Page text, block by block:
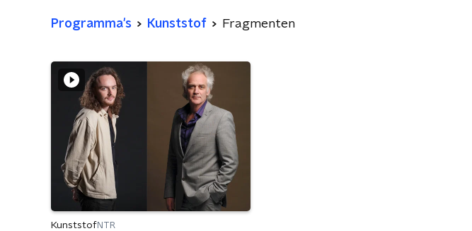
Programma's Kunststof Fragmenten
KunststofNTR